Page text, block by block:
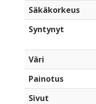
Säkäkorkeus
Syntynyt
Väri
Painotus
Sivut